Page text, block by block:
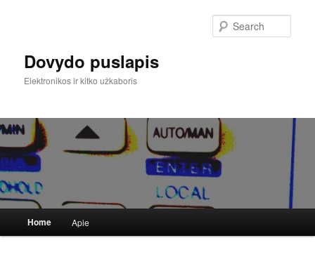
Dovydo puslapis
Elektronikos ir kitko užkaboris
Skip
Skip
Home Apie